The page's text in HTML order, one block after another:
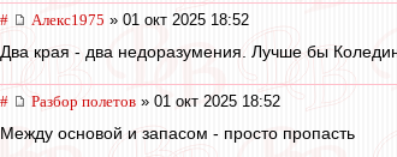
# Алекс1975 » 01 окт 2025 18:52
Два края - два недоразумения. Лучше бы
# Разбор полетов » 01 окт 2025 18:52
Между основой и запасом - просто пропасть